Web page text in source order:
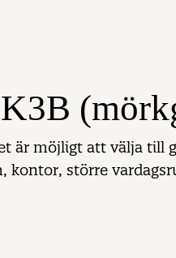
är möjligt att välja till
större